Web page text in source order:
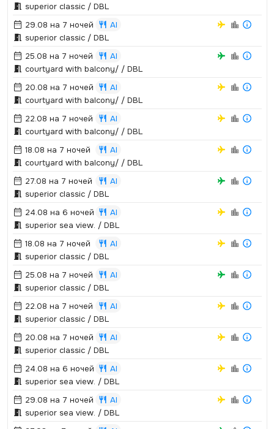
superior classic / DBL
29.08 на 7 ночей
AI
superior classic / DBL
25.08 на 7 ночей
AI
courtyard with balcony/ / DBL
20.08 на 7 ночей
AI
courtyard with balcony/ / DBL
22.08 на 7 ночей
AI
courtyard with balcony/ / DBL
18.08 на 7 ночей
AI
courtyard with balcony/ / DBL
27.08 на 7 ночей
AI
superior classic / DBL
24.08 на 6 ночей
AI
superior sea view.­ / DBL
18.08 на 7 ночей
AI
superior classic / DBL
25.08 на 7 ночей
AI
superior classic / DBL
22.08 на 7 ночей
AI
superior classic / DBL
20.08 на 7 ночей
AI
superior classic / DBL
24.08 на 6 ночей
AI
superior sea view.­ / DBL
29.08 на 7 ночей
AI
superior sea view.­ / DBL